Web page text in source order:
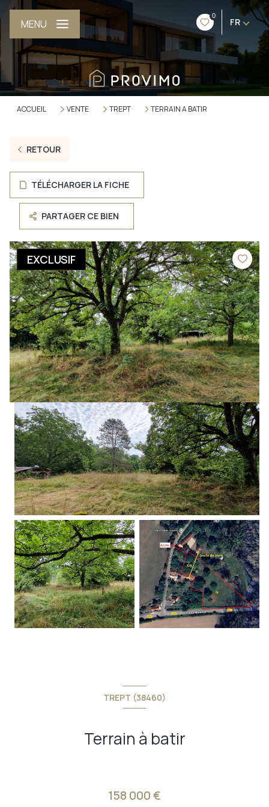
0
FR
MENU
ACCUEIL VENTE TREPT TERRAIN A BATIR
RETOUR
TÉLÉCHARGER LA FICHE
PARTAGER CE BIEN
EXCLUSIF
TREPT (38460)
Terrain à batir
158 000 €